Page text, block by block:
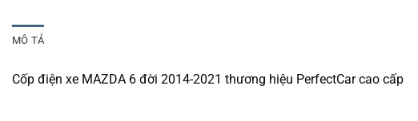
MÔ TẢ
Cốp điện xe MAZDA 6 đời 2014-2021 thương hiệu PerfectCar cao cấp